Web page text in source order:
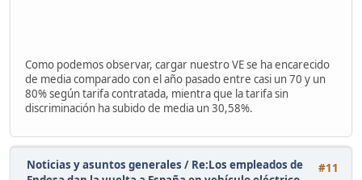
Como podemos observar, cargar nuestro VE se ha encarecido
de media comparado con el año pasado entre casi un 70 y un
80% según tarifa contratada, mientra que la tarifa sin
discriminación ha subido de media un 30,58%.
#11
Noticias y asuntos generales / Re:Los empleados de